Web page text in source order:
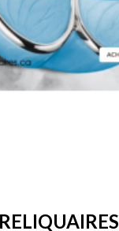
RELIQUAIRES